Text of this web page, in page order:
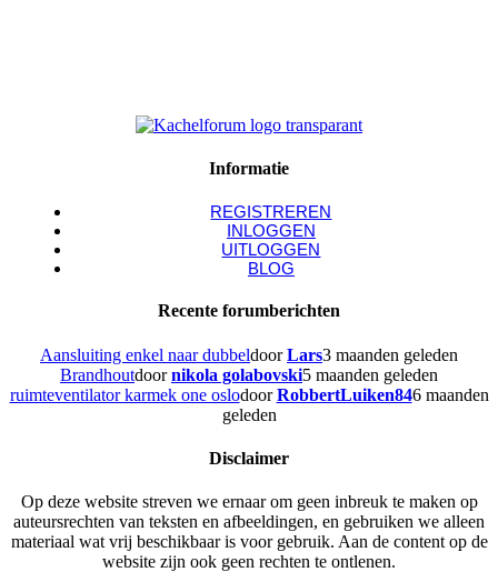
Informatie
REGISTREREN
INLOGGEN
UITLOGGEN
BLOG
Recente forumberichten
Aansluiting enkel naar dubbeldoorLars3 maanden geleden
Brandhoutdoornikola golabovski5 maanden geleden
ruimteventilator karmek one oslodoorRobbertLuiken846 maanden
geleden
Disclaimer
Op deze website streven we ernaar om geen inbreuk te maken op
auteursrechten van teksten en afbeeldingen, en gebruiken we alleen
materiaal wat vrij beschikbaar is voor gebruik. Aan de content op de
website zijn ook geen rechten te ontlenen.